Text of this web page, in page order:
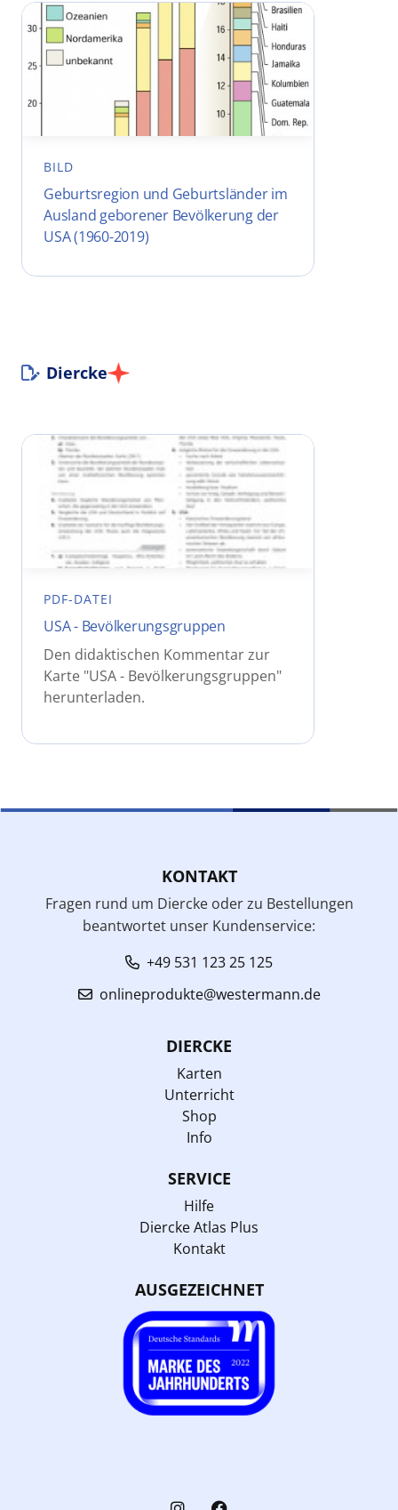
BILD
Geburtsregion und Geburtsländer im
Ausland geborener Bevölkerung der
USA (1960-2019)
Diercke
PDF-DATEI
USA - Bevölkerungsgruppen
Den didaktischen Kommentar zur
Karte "USA - Bevölkerungsgruppen"
herunterladen.
KONTAKT
Fragen rund um Diercke oder zu Bestellungen
beantwortet unser Kundenservice:
+49 531 123 25 125
onlineprodukte@westermann.de
DIERCKE
Karten
Unterricht
Shop
Info
SERVICE
Hilfe
Diercke Atlas Plus
Kontakt
AUSGEZEICHNET